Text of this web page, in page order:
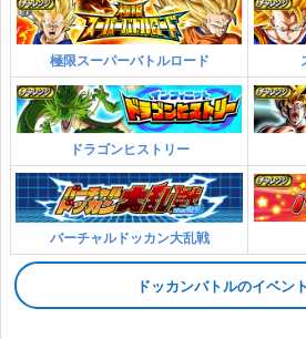
極限スーパーバトルロード
ドラゴンヒストリー
バーチャルドッカン大乱戦
ドッカンバトルのイベン